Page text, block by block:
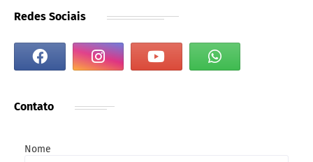
Redes Sociais
Contato
Nome